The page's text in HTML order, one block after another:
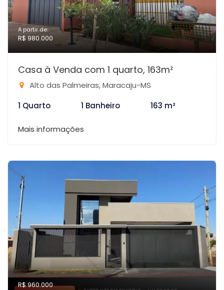
A partir de:
R$ 980.000
Casa à Venda com 1 quarto, 163m²
Alto das Palmeiras, Maracaju-MS
1 Quarto
1 Banheiro 163 m²
Mais informações
R$ 960.000